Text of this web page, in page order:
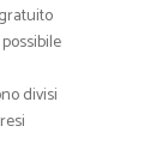
divisi